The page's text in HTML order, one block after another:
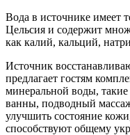
Вода в источнике имеет
Цельсия и содержит
как калий, кальций,
Источник
предлагает гостям
минеральной воды,
ванны, подводный
улучшить состояние
способствуют общему